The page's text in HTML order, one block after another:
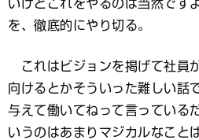
いけどこれをやるのは当然です
を、徹底的にやり切る。
これはビジョンを掲げて社員
向けるとかそういった難しい話
与えて働いてねって言っている
いうのはあまりマジカルなこと